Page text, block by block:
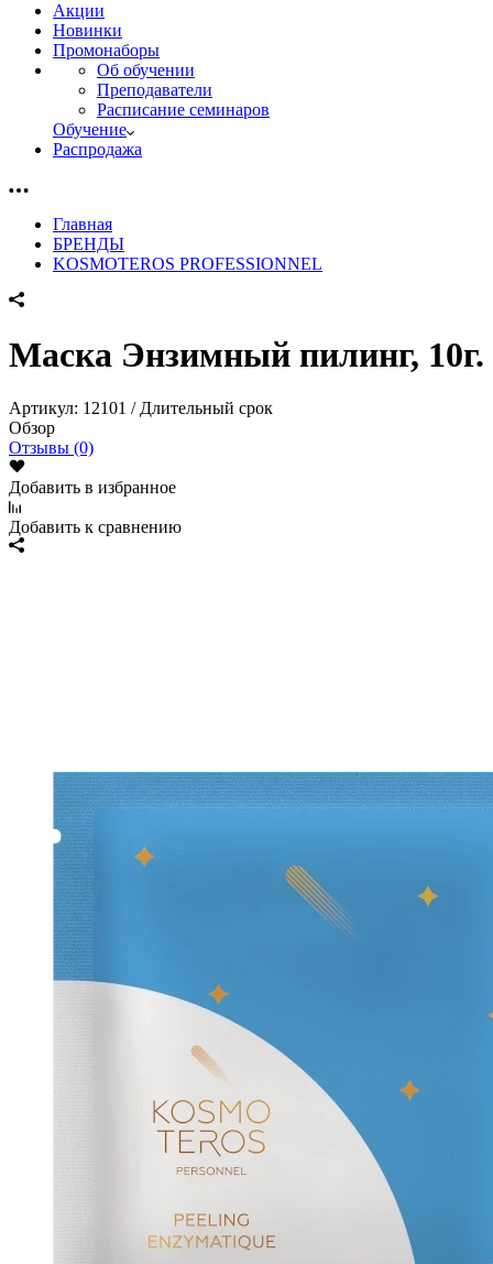
Акции
Новинки
Промонаборы
Об обучении
Преподаватели
Расписание семинаров
Обучение
Распродажа
Главная
БРЕНДЫ
KOSMOTEROS PROFESSIONNEL
Маска Энзимный пилинг, 10г.
Артикул: 12101 / Длительный срок
Обзор
Отзывы (0)
Добавить в избранное
Добавить к сравнению